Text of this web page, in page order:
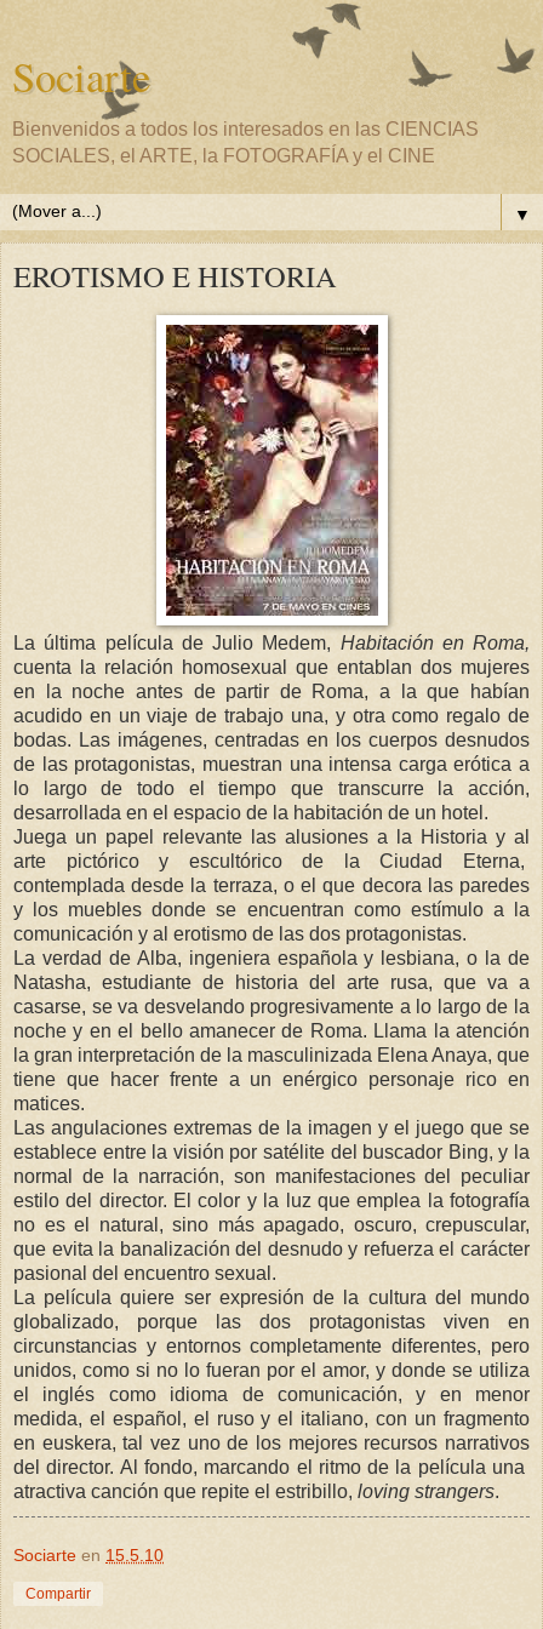
Sociarte
Bienvenidos a todos los interesados en las CIENCIAS
SOCIALES, el ARTE, la FOTOGRAFÍA y el CINE
▼
EROTISMO E HISTORIA
La última película de Julio Medem, Habitación en Roma,
cuenta la relación homosexual que entablan dos mujeres
en la noche antes de partir de Roma, a la que habían
acudido en un viaje de trabajo una, y otra como regalo de
bodas. Las imágenes, centradas en los cuerpos desnudos
de las protagonistas, muestran una intensa carga erótica a
lo largo de todo el tiempo que transcurre la acción,
desarrollada en el espacio de la habitación de un hotel.
Juega un papel relevante las alusiones a la Historia y al
arte pictórico y escultórico de la Ciudad Eterna,
contemplada desde la terraza, o el que decora las paredes
y los muebles donde se encuentran como estímulo a la
comunicación y al erotismo de las dos protagonistas.
La verdad de Alba, ingeniera española y lesbiana, o la de
Natasha, estudiante de historia del arte rusa, que va a
casarse, se va desvelando progresivamente a lo largo de la
noche y en el bello amanecer de Roma. Llama la atención
la gran interpretación de la masculinizada Elena Anaya, que
tiene que hacer frente a un enérgico personaje rico en
matices.
Las angulaciones extremas de la imagen y el juego que se
establece entre la visión por satélite del buscador Bing, y la
normal de la narración, son manifestaciones del peculiar
estilo del director. El color y la luz que emplea la fotografía
no es el natural, sino más apagado, oscuro, crepuscular,
que evita la banalización del desnudo y refuerza el carácter
pasional del encuentro sexual.
La película quiere ser expresión de la cultura del mundo
globalizado, porque las dos protagonistas viven en
circunstancias y entornos completamente diferentes, pero
unidos, como si no lo fueran por el amor, y donde se utiliza
el inglés como idioma de comunicación, y en menor
medida, el español, el ruso y el italiano, con un fragmento
en euskera, tal vez uno de los mejores recursos narrativos
del director. Al fondo, marcando el ritmo de la película una
atractiva canción que repite el estribillo, loving strangers.
Sociarte en 15.5.10
Compartir